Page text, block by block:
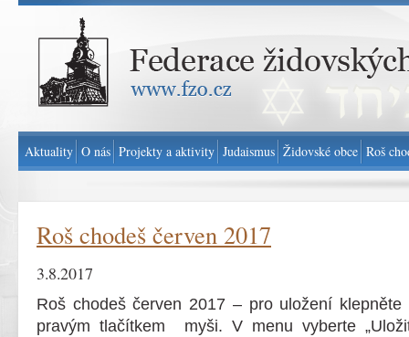
Federace židovských obcí v ČR - www.fzo.cz
Roš chodeš červen 2017
3.8.2017
Roš chodeš červen 2017 – pro uložení
pravým tlačítkem myši. V menu vyberte
Aktuality O nás Projekty a aktivity Judaismus Židovské obce Roš